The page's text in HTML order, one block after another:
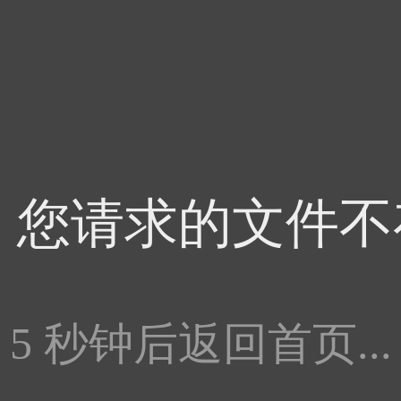
您请求的文件
5 秒钟后返回首页...